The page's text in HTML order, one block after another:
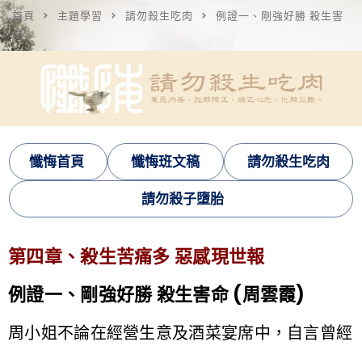
首頁 主題學習 請勿殺生吃肉
例證一、剛強好勝 殺生害
命
懺悔首頁 懺悔班文稿 請勿殺生吃肉
請勿殺子墮胎
第四章、殺生苦痛多 惡感現世報
例證一、剛強好勝 殺生害命 (周雲霞)
周小姐不論在經營生意及酒菜宴席中，自言曾經